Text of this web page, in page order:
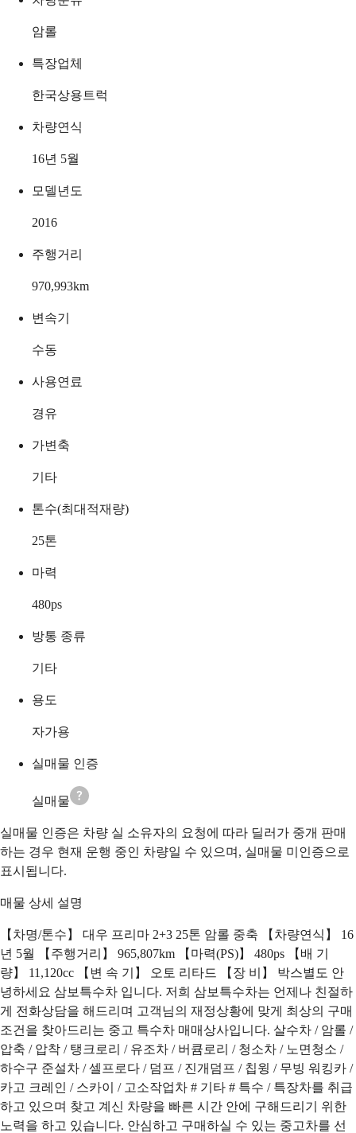
암롤
특장업체
한국상용트럭
차량연식
16년 5월
모델년도
2016
주행거리
970,993km
변속기
수동
사용연료
경유
가변축
기타
톤수(최대적재량)
25톤
마력
480ps
방통 종류
기타
용도
자가용
실매물 인증
실매물
실매물 인증은 차량 실 소유자의 요청에 따라 딜러가 중개 판매
하는 경우 현재 운행 중인 차량일 수 있으며, 실매물 미인증으로
표시됩니다.
매물 상세 설명
【차명/톤수】 대우 프리마 2+3 25톤 암롤 중축 【차량연식】 16
년 5월 【주행거리】 965,807km 【마력(PS)】 480ps 【배 기
량】 11,120cc 【변 속 기】 오토 리타드 【장 비】 박스별도 안
녕하세요 삼보특수차 입니다. 저희 삼보특수차는 언제나 친절하
게 전화상담을 해드리며 고객님의 재정상황에 맞게 최상의 구매
조건을 찾아드리는 중고 특수차 매매상사입니다. 살수차 / 암롤 /
압축 / 압착 / 탱크로리 / 유조차 / 버큠로리 / 청소차 / 노면청소 /
하수구 준설차 / 셀프로다 / 덤프 / 진개덤프 / 칩윙 / 무빙 워킹카 /
카고 크레인 / 스카이 / 고소작업차 # 기타 # 특수 / 특장차를 취급
하고 있으며 찾고 계신 차량을 빠른 시간 안에 구해드리기 위한
노력을 하고 있습니다. 안심하고 구매하실 수 있는 중고차를 선